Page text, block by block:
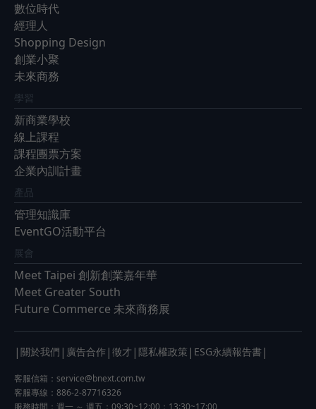
數位時代
經理人
Shopping Design
創業小聚
未來商務
學習
新商業學校
線上課程
課程團票方案
企業內訓計畫
產品
管理知識庫
EventGO活動平台
展會
Meet Taipei 創新創業嘉年華
Meet Greater South
Future Commerce 未來商務展
| 關於我們 | 廣告合作 | 徵才 | 隱私權政策 | ESG永續報告書 |
客服信箱： service@bnext.com.tw
客服專線：886-2-87716326